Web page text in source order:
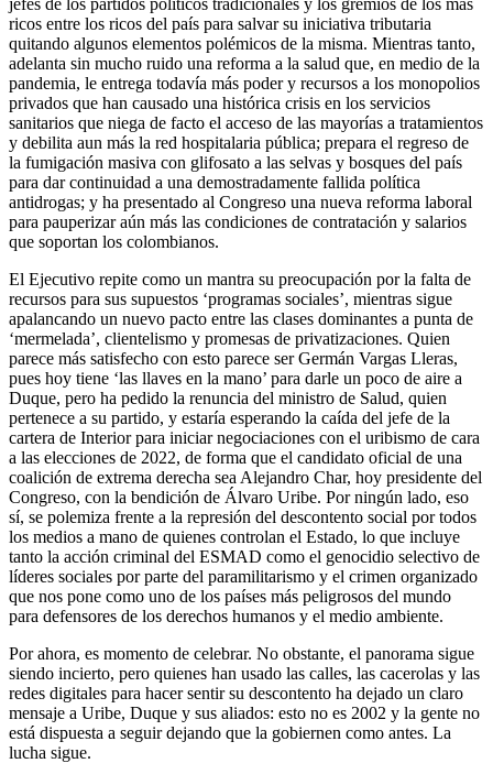
ricos entre los ricos del país para salvar su iniciativa tributaria
quitando algunos elementos polémicos de la misma. Mientras tanto,
adelanta sin mucho ruido una reforma a la salud que, en medio de la
pandemia, le entrega todavía más poder y recursos a los monopolios
privados que han causado una histórica crisis en los servicios
sanitarios que niega de facto el acceso de las mayorías a tratamientos
y debilita aun más la red hospitalaria pública; prepara el regreso de
la fumigación masiva con glifosato a las selvas y bosques del país
para dar continuidad a una demostradamente fallida política
antidrogas; y ha presentado al Congreso una nueva reforma laboral
para pauperizar aún más las condiciones de contratación y salarios
que soportan los colombianos.
El Ejecutivo repite como un mantra su preocupación por la falta de
recursos para sus supuestos ‘programas sociales’, mientras sigue
apalancando un nuevo pacto entre las clases dominantes a punta de
‘mermelada’, clientelismo y promesas de privatizaciones. Quien
parece más satisfecho con esto parece ser Germán Vargas Lleras,
pues hoy tiene ‘las llaves en la mano’ para darle un poco de aire a
Duque, pero ha pedido la renuncia del ministro de Salud, quien
pertenece a su partido, y estaría esperando la caída del jefe de la
cartera de Interior para iniciar negociaciones con el uribismo de cara
a las elecciones de 2022, de forma que el candidato oficial de una
coalición de extrema derecha sea Alejandro Char, hoy presidente del
Congreso, con la bendición de Álvaro Uribe. Por ningún lado, eso
sí, se polemiza frente a la represión del descontento social por todos
los medios a mano de quienes controlan el Estado, lo que incluye
tanto la acción criminal del ESMAD como el genocidio selectivo de
líderes sociales por parte del paramilitarismo y el crimen organizado
que nos pone como uno de los países más peligrosos del mundo
para defensores de los derechos humanos y el medio ambiente.
Por ahora, es momento de celebrar. No obstante, el panorama sigue
siendo incierto, pero quienes han usado las calles, las cacerolas y las
redes digitales para hacer sentir su descontento ha dejado un claro
mensaje a Uribe, Duque y sus aliados: esto no es 2002 y la gente no
está dispuesta a seguir dejando que la gobiernen como antes. La
lucha sigue.